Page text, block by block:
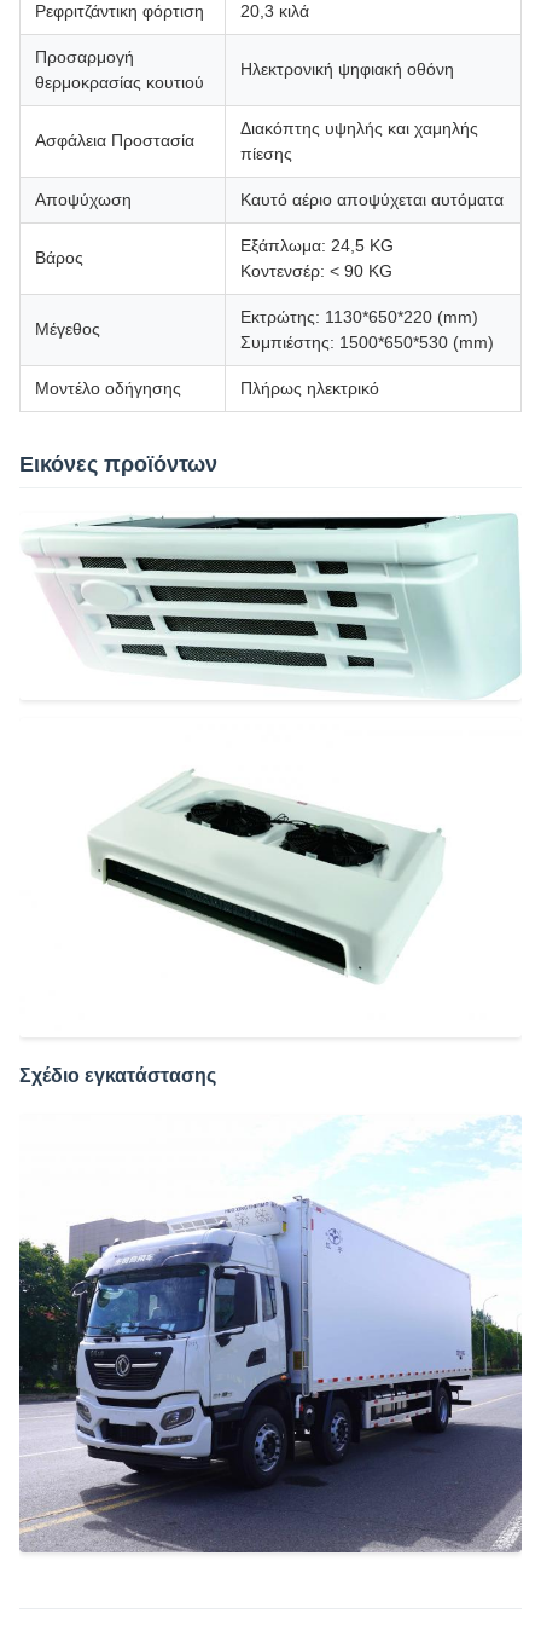
Ρεφριτζάντικη φόρτιση 20,3 κιλά
Προσαρμογή
θερμοκρασίας κουτιού
Ηλεκτρονική ψηφιακή οθόνη
Ασφάλεια Προστασία
Διακόπτης υψηλής και χαμηλής
πίεσης
Αποψύχωση Καυτό αέριο αποψύχεται αυτόματα
Βάρος
Εξάπλωμα: 24,5 KG
Κοντενσέρ: < 90 KG
Μέγεθος
Εκτρώτης: 1130*650*220 (mm)
Συμπιέστης: 1500*650*530 (mm)
Μοντέλο οδήγησης Πλήρως ηλεκτρικό
Εικόνες προϊόντων
Σχέδιο εγκατάστασης